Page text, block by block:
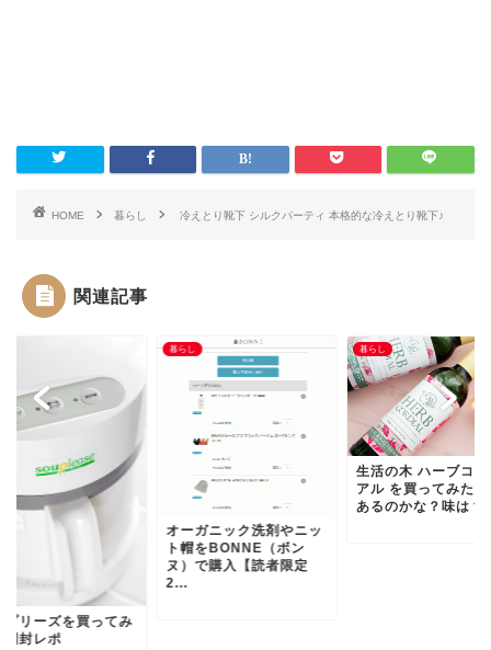
HOME 暮らし 冷えとり靴下 シルクパーティ 本格的な冷えとり靴下♪
関連記事
プリーズを買ってみ
開封レポ
暮らし
オーガニック洗剤やニッ
ト帽をBONNE（ボン
ヌ）で購入【読者限定
2...
暮らし
生活の木 ハーブコー
アル を買ってみた
あるのかな？味は？